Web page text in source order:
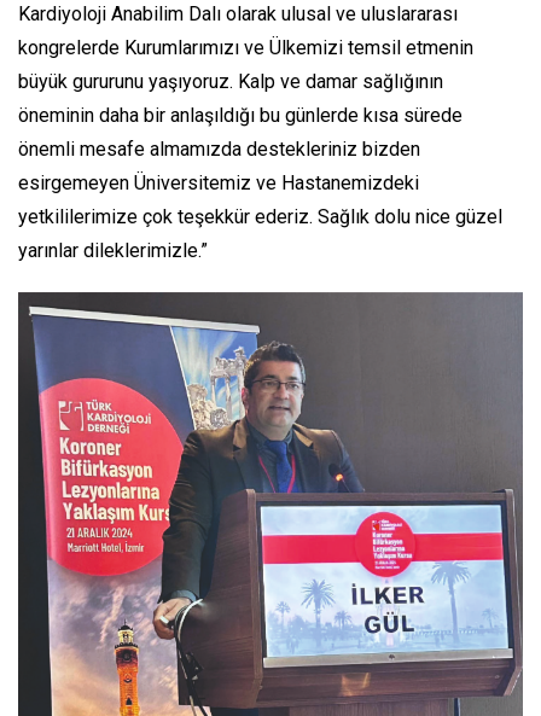
Kardiyoloji Anabilim Dalı olarak ulusal ve uluslararası
kongrelerde Kurumlarımızı ve Ülkemizi temsil etmenin
büyük gururunu yaşıyoruz. Kalp ve damar sağlığının
öneminin daha bir anlaşıldığı bu günlerde kısa sürede
önemli mesafe almamızda destekleriniz bizden
esirgemeyen Üniversitemiz ve Hastanemizdeki
yetkililerimize çok teşekkür ederiz. Sağlık dolu nice güzel
yarınlar dileklerimizle.”